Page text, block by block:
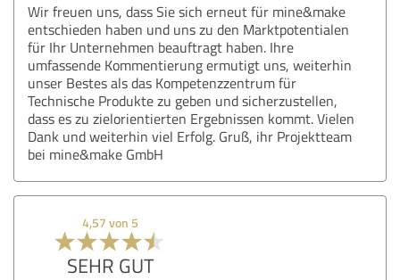
Wir freuen uns, dass Sie sich erneut für mine&make
entschieden haben und uns zu den Marktpotentialen
für Ihr Unternehmen beauftragt haben. Ihre
umfassende Kommentierung ermutigt uns, weiterhin
unser Bestes als das Kompetenzzentrum für
Technische Produkte zu geben und sicherzustellen,
dass es zu zielorientierten Ergebnissen kommt. Vielen
Dank und weiterhin viel Erfolg. Gruß, ihr Projektteam
bei mine&make GmbH
4,57 von 5
SEHR GUT